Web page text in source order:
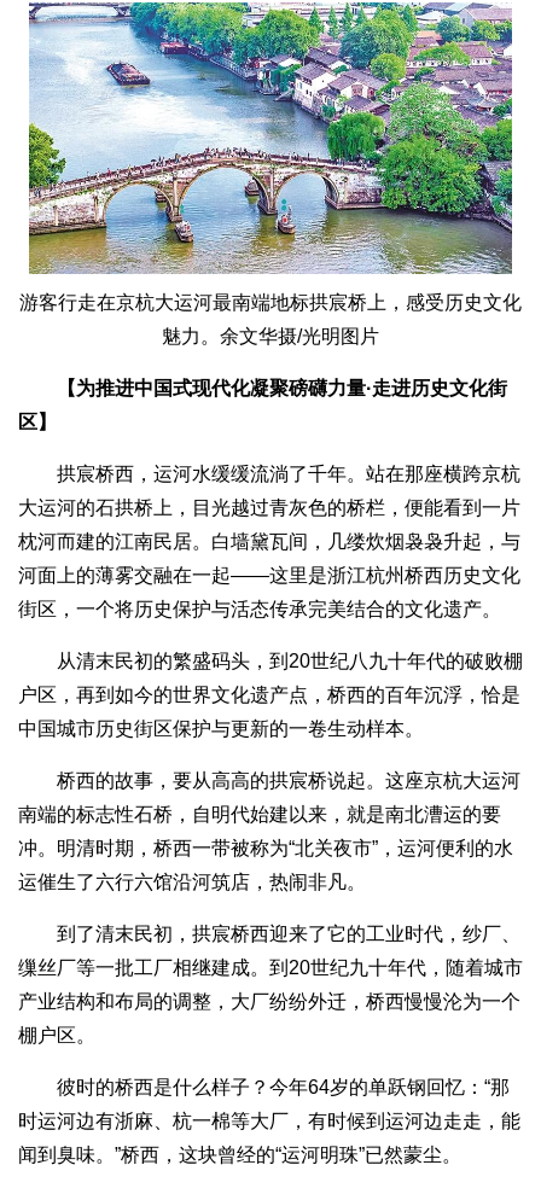
游客行走在京杭大运河最南端地标拱宸桥上，感受历史文化
魅力。余文华摄/光明图片
【为推进中国式现代化凝聚磅礴力量·走进历史文化街
区】
拱宸桥西，运河水缓缓流淌了千年。站在那座横跨京杭
大运河的石拱桥上，目光越过青灰色的桥栏，便能看到一片
枕河而建的江南民居。白墙黛瓦间，几缕炊烟袅袅升起，与
河面上的薄雾交融在一起——这里是浙江杭州桥西历史文化
街区，一个将历史保护与活态传承完美结合的文化遗产。
从清末民初的繁盛码头，到20世纪八九十年代的破败棚
户区，再到如今的世界文化遗产点，桥西的百年沉浮，恰是
中国城市历史街区保护与更新的一卷生动样本。
桥西的故事，要从高高的拱宸桥说起。这座京杭大运河
南端的标志性石桥，自明代始建以来，就是南北漕运的要
冲。明清时期，桥西一带被称为“北关夜市”，运河便利的水
运催生了六行六馆沿河筑店，热闹非凡。
到了清末民初，拱宸桥西迎来了它的工业时代，纱厂、
缫丝厂等一批工厂相继建成。到20世纪九十年代，随着城市
产业结构和布局的调整，大厂纷纷外迁，桥西慢慢沦为一个
棚户区。
彼时的桥西是什么样子？今年64岁的单跃钢回忆：“那
时运河边有浙麻、杭一棉等大厂，有时候到运河边走走，能
闻到臭味。”桥西，这块曾经的“运河明珠”已然蒙尘。